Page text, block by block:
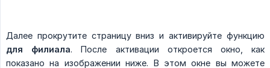
Далее прокрутите страницу вниз и активируйте функцию
для филиала. После активации откроется окно, как
показано на изображении ниже. В этом окне вы можете